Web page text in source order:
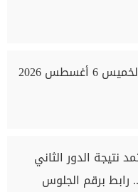
سعر الدولار اليوم الخميس 6 أغسطس 2026
نتيجة الدور الثاني
رابط برقم الجلوس